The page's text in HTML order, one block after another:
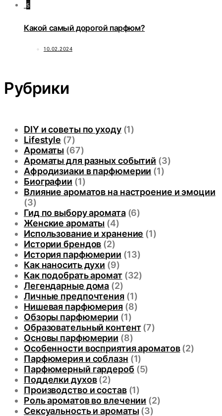
5
Какой самый дорогой парфюм?
10.02.2024
Рубрики
DIY и советы по уходу(1)
Lifestyle (7)
Ароматы (67)
Ароматы для разных событий (3)
Афродизиаки в парфюмерии (1)
Биографии (1)
Влияние ароматов на настроение и эмоции
(3)
Гид по выбору аромата(6)
Женские ароматы (4)
Использование и хранение (1)
Истории брендов (2)
История парфюмерии (13)
Как наносить духи (9)
Как подобрать аромат(32)
Легендарные дома (2)
Личные предпочтения(1)
Нишевая парфюмерия(8)
Обзоры парфюмерии (1)
Образовательный контент(7)
Основы парфюмерии (8)
Особенности восприятия ароматов(2)
Парфюмерия и соблазн (1)
Парфюмерный гардероб (5)
Подделки духов(2)
Производство и состав(1)
Роль ароматов во влечении (2)
Сексуальность и ароматы(3)